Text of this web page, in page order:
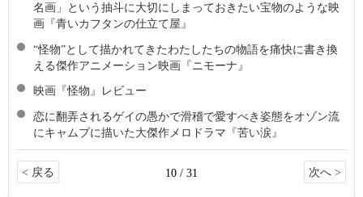
名画」という抽斗に大切にしまっておきたい宝物のような映
画『青いカフタンの仕立て屋』
“怪物”として描かれてきたわたしたちの物語を痛快に書き換
える傑作アニメーション映画『ニモーナ』
映画『怪物』レビュー
恋に翻弄されるゲイの愚かで滑稽で愛すべき姿態をオゾン流
にキャムプに描いた大傑作メロドラマ『苦い涙』
< 戻る 10 / 31 次へ >